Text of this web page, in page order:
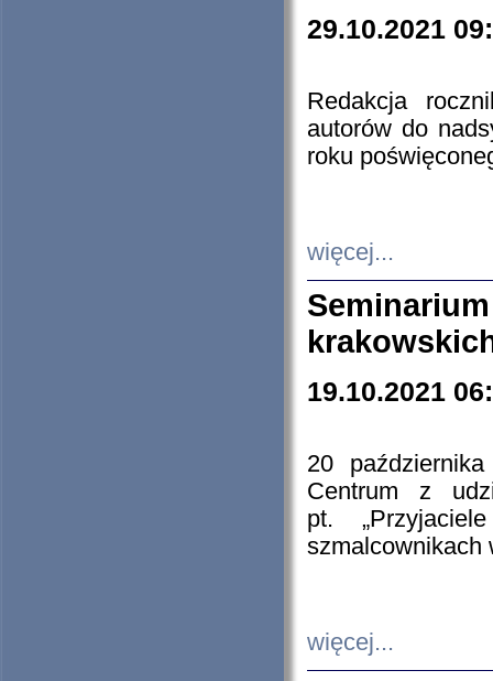
29.10.2021
Redakcja
autorów do
roku
więcej...
19.10.2021
20
Centrum z
pt.
szmalcownikach
więcej...